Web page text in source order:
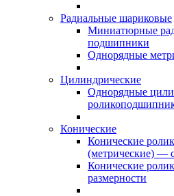
Радиальные шариковые
Миниатюрные
подшипники
Однорядные
Цилиндрические
Однорядные
Конические
Конические
(метрические) —
Конические
размерности